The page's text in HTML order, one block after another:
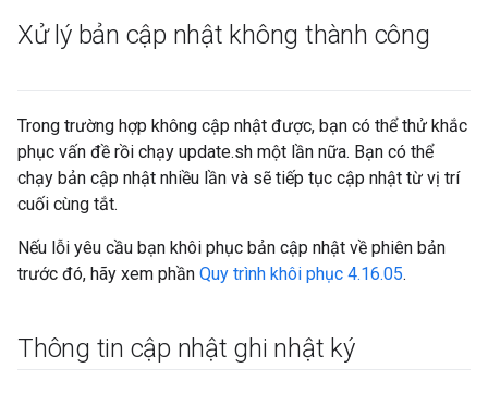
Xử lý bản cập nhật không thành công
Trong trường hợp không cập nhật được, bạn có thể thử khắc
phục vấn đề rồi chạy update.sh một lần nữa. Bạn có thể
chạy bản cập nhật nhiều lần và sẽ tiếp tục cập nhật từ vị trí
cuối cùng tắt.
Nếu lỗi yêu cầu bạn khôi phục bản cập nhật về phiên bản
trước đó, hãy xem phần Quy trình khôi phục 4.16.05.
Thông tin cập nhật ghi nhật ký